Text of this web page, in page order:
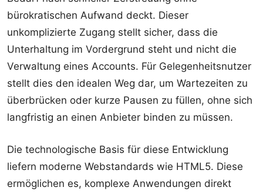
bürokratischen Aufwand deckt. Dieser
unkomplizierte Zugang stellt sicher, dass die
Unterhaltung im Vordergrund steht und nicht die
Verwaltung eines Accounts. Für Gelegenheitsnutzer
stellt dies den idealen Weg dar, um Wartezeiten zu
überbrücken oder kurze Pausen zu füllen, ohne sich
langfristig an einen Anbieter binden zu müssen.
Die technologische Basis für diese Entwicklung
liefern moderne Webstandards wie HTML5. Diese
ermöglichen es, komplexe Anwendungen direkt